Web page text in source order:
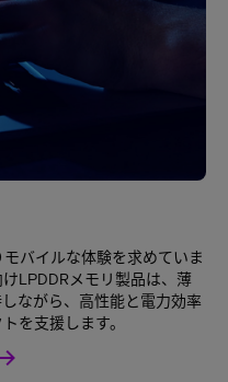
バイルな体験を求めていま
LPDDRメモリ製品は、薄
ながら、高性能と電力効率
を支援します。